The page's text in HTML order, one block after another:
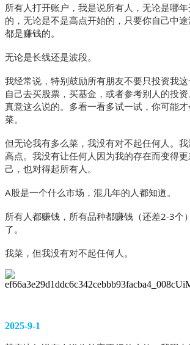
所有人打开账户，我是说所有人，无论是哪
的，无论是不是高点开始的，只要你自己中
都是赚钱的。
无论是长线还是波段。
我经常说，特别鼓励所有朋友不要只投资我
自己去买股票，买基金，或者参考别人的投
真意这么说的。多看一看多试一试，你可能
菜。
但无论我有多么菜，我没有对不起任何人。
高点。我没有让任何人因为我的存在而变得
己，也对得起所有人。
A股是一个什么市场，混几年的人都知道。
所有人都赚钱，所有品种都赚钱（还差2-3个
了。
我菜，但我没有对不起任何人。
2025-9-1